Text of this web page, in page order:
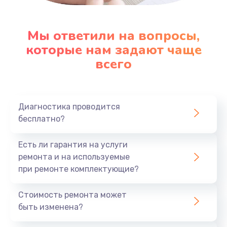
Заказать
Ремонт подсветки
Заказать
930 руб.
Заказать
Мы ответили на вопросы,
которые нам задают чаще
всего
Диагностика проводится
бесплатно?
Есть ли гарантия на услуги
ремонта и на используемые
при ремонте комплектующие?
Стоимость ремонта может
быть изменена?